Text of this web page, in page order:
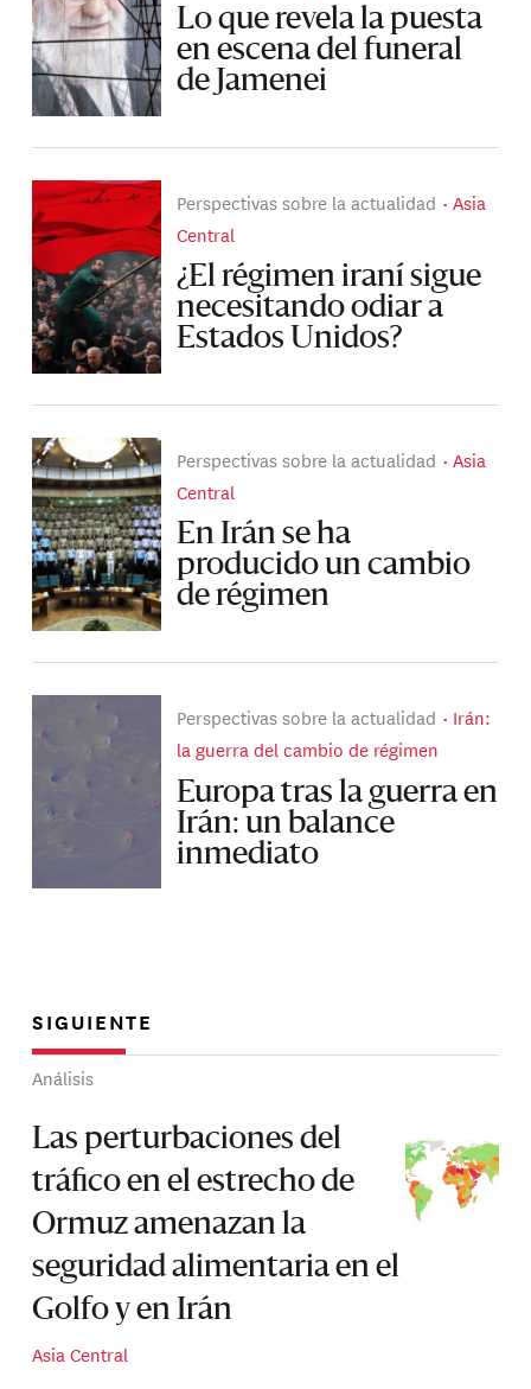
Lo que revela la puesta
en escena del funeral
de Jamenei
Perspectivas sobre la actualidad
Asia
Central
¿El régimen iraní sigue
necesitando odiar a
Estados Unidos?
Perspectivas sobre la actualidad
Asia
Central
En Irán se ha
producido un cambio
de régimen
Perspectivas sobre la actualidad
Irán:
la guerra del cambio de régimen
Europa tras la guerra en
Irán: un balance
inmediato
SIGUIENTE
Análisis
Las perturbaciones del
tráfico en el estrecho de
Ormuz amenazan la
seguridad alimentaria en el
Golfo y en Irán
Asia Central